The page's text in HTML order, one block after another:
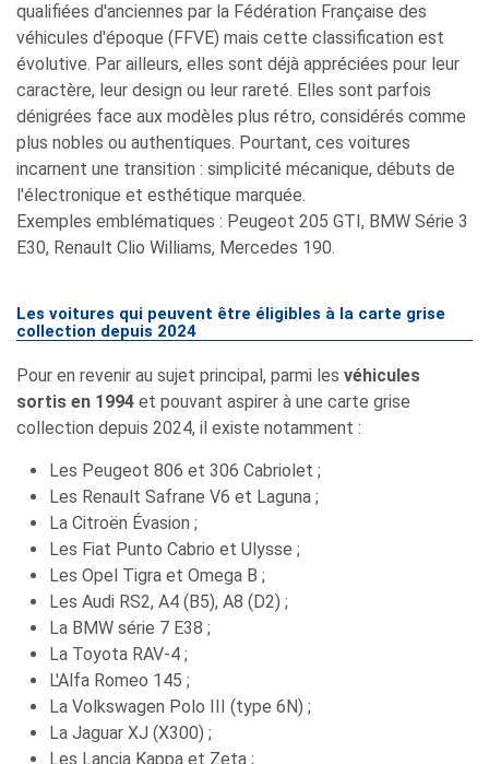
qualifiées d'anciennes par la Fédération Française des
véhicules d'époque (FFVE) mais cette classification est
évolutive. Par ailleurs, elles sont déjà appréciées pour leur
caractère, leur design ou leur rareté. Elles sont parfois
dénigrées face aux modèles plus rétro, considérés comme
plus nobles ou authentiques. Pourtant, ces voitures
incarnent une transition : simplicité mécanique, débuts de
l'électronique et esthétique marquée.
Exemples emblématiques : Peugeot 205 GTI, BMW Série 3
E30, Renault Clio Williams, Mercedes 190.
Les voitures qui peuvent être éligibles à la carte grise
collection depuis 2024
Pour en revenir au sujet principal, parmi les véhicules
sortis en 1994 et pouvant aspirer à une carte grise
collection depuis 2024, il existe notamment :
Les Peugeot 806 et 306 Cabriolet ;
Les Renault Safrane V6 et Laguna ;
La Citroën Évasion ;
Les Fiat Punto Cabrio et Ulysse ;
Les Opel Tigra et Omega B ;
Les Audi RS2, A4 (B5), A8 (D2) ;
La BMW série 7 E38 ;
La Toyota RAV-4 ;
L'Alfa Romeo 145 ;
La Volkswagen Polo III (type 6N) ;
La Jaguar XJ (X300) ;
Les Lancia Kappa et Zeta ;